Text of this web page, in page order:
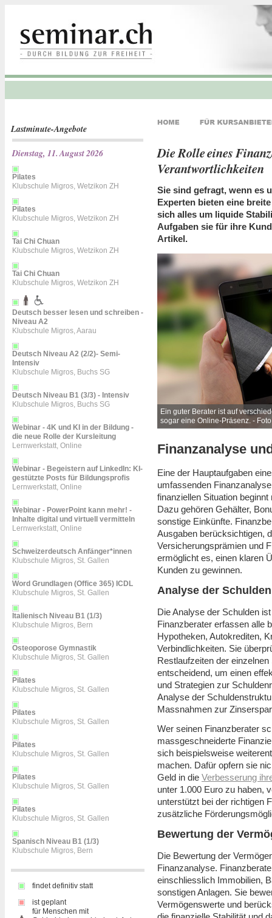
Lastminute-Angebote
Dienstag, 11. August 2026
Pilates
Klubschule Migros, Wetzikon ZH
Pilates
Klubschule Migros, Wetzikon ZH
Tai Chi Chuan
Klubschule Migros, Wetzikon ZH
Tai Chi Chuan
Klubschule Migros, Wetzikon ZH
Deutsch besser lesen und schreiben -
Niveau A2
Klubschule Migros, Aarau
Deutsch Niveau A2 (2/2)- Semi-
Intensiv
Klubschule Migros, Buchs SG
Deutsch Niveau B1 (3/3) - Intensiv
Klubschule Migros, Buchs SG
Webinar - 4K und KI in der Bildung -
die neue Rolle der Kursleitung
Lernwerkstatt, Online
Webinar - Begeistern auf LinkedIn: KI-
gestützte Posts für Bildungsprofis
Lernwerkstatt, Online
Webinar - PowerPoint kann mehr! -
Inhalte digital und virtuell vermitteln
Lernwerkstatt, Online
Schweizerdeutsch Anfänger*innen
Klubschule Migros, St. Gallen
Word Grundlagen (Office 365) ICDL
Klubschule Migros, St. Gallen
Italienisch Niveau B1 (1/3)
Klubschule Migros, Bern
Osteoporose Gymnastik
Klubschule Migros, St. Gallen
Pilates
Klubschule Migros, St. Gallen
Pilates
Klubschule Migros, St. Gallen
Pilates
Klubschule Migros, St. Gallen
Pilates
Klubschule Migros, St. Gallen
Pilates
Klubschule Migros, St. Gallen
Spanisch Niveau B1 (1/3)
Klubschule Migros, Bern
findet definitiv statt
ist geplant
für Menschen mit
Die Rolle eines
Verantwortlichkeiten
Sie sind gefragt, wenn es
Experten bieten eine
sich alles um liquide
Aufgaben sie für ihre
Artikel.
Ein guter Berater ist auf
sogar eine Online-Präsenz. -
Finanzanalyse
Eine der Hauptaufgaben
umfassenden
finanziellen Situation
Dazu gehören Gehälter,
sonstige Einkünfte.
Ausgaben berücksichtigen,
Versicherungsprämien und
ermöglicht es, einen klaren
Kunden zu gewinnen.
Analyse der Schulden
Die Analyse der Schulden
Finanzberater erfassen alle
Hypotheken, Autokrediten,
Verbindlichkeiten. Sie
Restlaufzeiten der
entscheidend, um einen
und Strategien zur
Analyse der
Massnahmen zur
Wer seinen Finanzberater
massgeschneiderte
sich beispielsweise
machen. Dafür opfern sie
Geld in die Verbesserung
unter 1.000 Euro zu haben,
unterstützt bei der richtigen
zusätzliche
Bewertung der
Die Bewertung der
Finanzanalyse.
einschliesslich Immobilien,
sonstigen Anlagen. Sie
Vermögenswerte und